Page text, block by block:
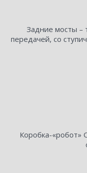
Задние мосты –
передачей, со
Коробка-«робот»